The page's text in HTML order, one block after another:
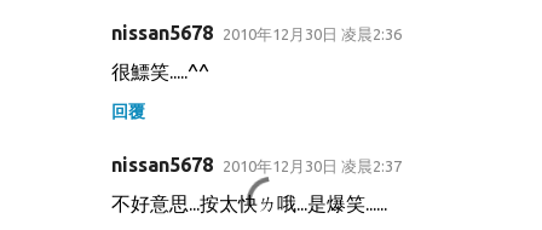
nissan5678 2010年12月30日 凌晨2:36
很鰾笑.....^^
回覆
nissan5678 2010年12月30日 凌晨2:37
不好意思...按太快ㄌ哦...是爆笑......